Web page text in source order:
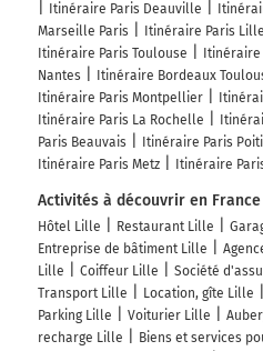
Itinéraire Paris Deauville
Marseille Paris
Itinéraire Paris Lille
Itinéraire Paris Toulouse
Itinéraire
Nantes
Itinéraire Bordeaux
Itinéraire Paris Montpellier
Itinéraire Paris La Rochelle
Paris Beauvais
Itinéraire Paris
Itinéraire Paris Metz
Itinéraire
Activités à découvrir en France
Hôtel Lille Restaurant Lille
Entreprise de bâtiment Lille
Lille
Coiffeur Lille Société
Transport Lille
Location, gîte Lille
Parking Lille
Voiturier Lille
recharge Lille
Biens et services